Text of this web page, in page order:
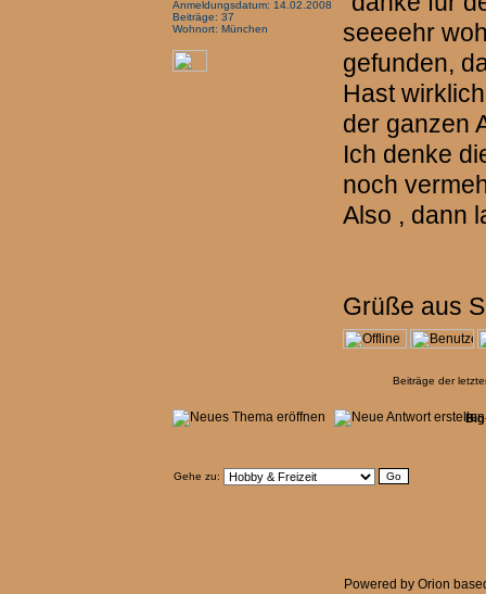
Anmeldungsdatum: 14.02.2008
Beiträge: 37
Wohnort: München
seeeehr
gefunden,
Hast
der ganzen
Ich denke
noch
Also , dann
Grüße aus
Beiträge der
Gehe zu:
Powered by Orion